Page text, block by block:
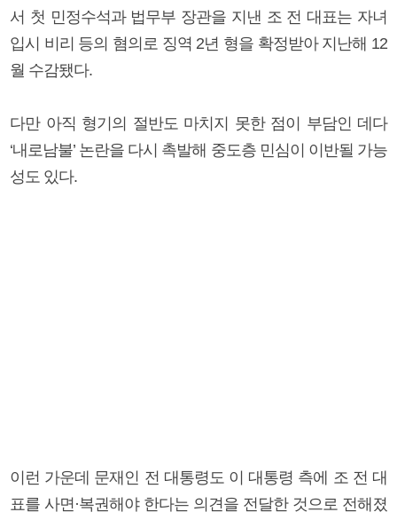
서 첫 민정수석과 법무부 장관을 지낸 조 전 대표는 자녀
입시 비리 등의 혐의로 징역 2년 형을 확정받아 지난해 12
월 수감됐다.
다만 아직 형기의 절반도 마치지 못한 점이 부담인 데다
‘내로남불’ 논란을 다시 촉발해 중도층 민심이 이반될 가능
성도 있다.
이런 가운데 문재인 전 대통령도 이 대통령 측에 조 전 대
표를 사면·복권해야 한다는 의견을 전달한 것으로 전해졌